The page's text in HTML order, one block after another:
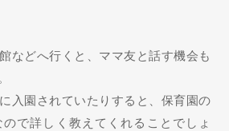
などへ行くと、ママ友と話す機会も
入園されていたりすると、保育園の
で詳しく教えてくれることでしょ